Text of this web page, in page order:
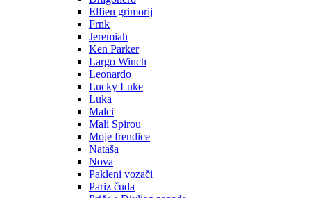
Elfien grimorij
Frnk
Jeremiah
Ken Parker
Largo Winch
Leonardo
Lucky Luke
Luka
Malci
Mali Spirou
Moje frendice
Nataša
Nova
Pakleni vozači
Pariz čuda